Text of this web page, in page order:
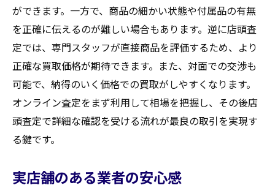
ができます。一方で、商品の細かい状態や付属品の有無
を正確に伝えるのが難しい場合もあります。逆に店頭査
定では、専門スタッフが直接商品を評価するため、より
正確な買取価格が期待できます。また、対面での交渉も
可能で、納得のいく価格での買取がしやすくなります。
オンライン査定をまず利用して相場を把握し、その後店
頭査定で詳細な確認を受ける流れが最良の取引を実現す
る鍵です。
実店舗のある業者の安心感